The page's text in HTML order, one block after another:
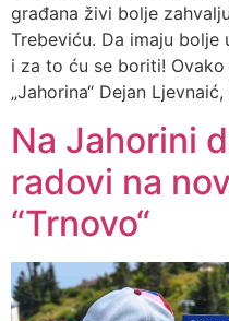
građana živi bolje
Trebeviću. Da imaju
i za to ću se boriti!
„Jahorina“ Dejan
Na Jahorini
radovi na
“Trnovo“